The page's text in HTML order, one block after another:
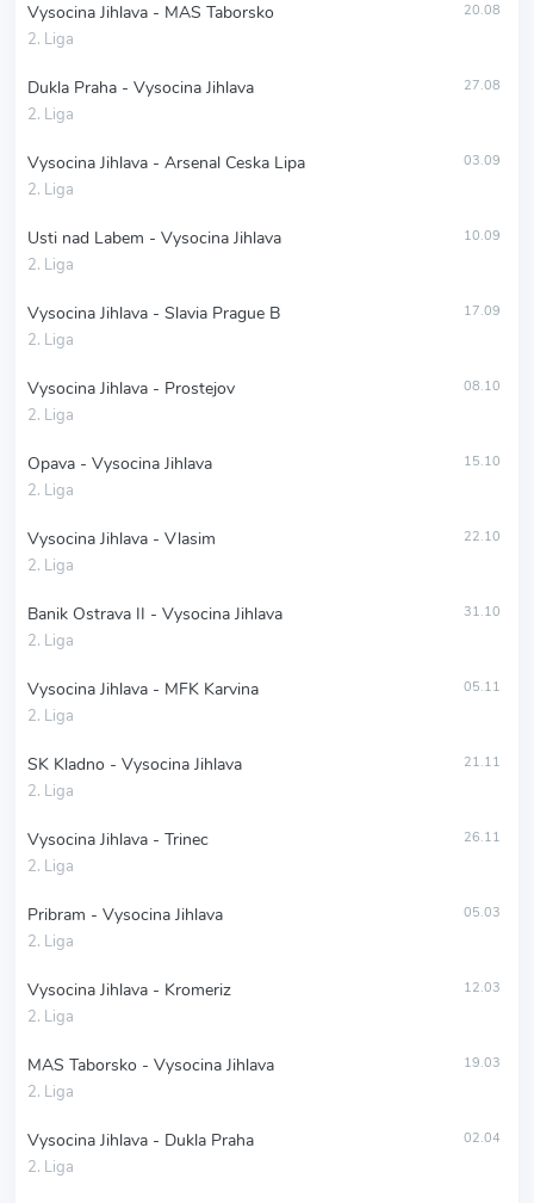
Vysocina Jihlava - MAS Taborsko
2. Liga
20.08
Dukla Praha - Vysocina Jihlava
2. Liga
27.08
Vysocina Jihlava - Arsenal Ceska Lipa
2. Liga
03.09
Usti nad Labem - Vysocina Jihlava
2. Liga
10.09
Vysocina Jihlava - Slavia Prague B
2. Liga
17.09
Vysocina Jihlava - Prostejov
2. Liga
08.10
Opava - Vysocina Jihlava
2. Liga
15.10
Vysocina Jihlava - Vlasim
2. Liga
22.10
Banik Ostrava II - Vysocina Jihlava
2. Liga
31.10
Vysocina Jihlava - MFK Karvina
2. Liga
05.11
SK Kladno - Vysocina Jihlava
2. Liga
21.11
Vysocina Jihlava - Trinec
2. Liga
26.11
Pribram - Vysocina Jihlava
2. Liga
05.03
Vysocina Jihlava - Kromeriz
2. Liga
12.03
MAS Taborsko - Vysocina Jihlava
2. Liga
19.03
Vysocina Jihlava - Dukla Praha
2. Liga
02.04